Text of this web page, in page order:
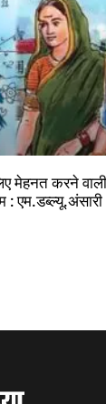
मेहनत करने
: